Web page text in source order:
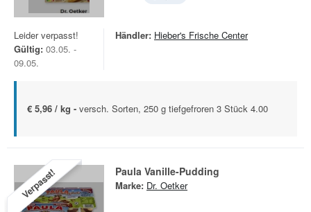
Leider verpasst!
Gültig: 03.05. -
09.05.
Händler: Hieber's Frische Center
€ 5,96 / kg - versch. Sorten, 250 g tiefgefroren 3 Stück 4.00
Verpasst! Paula Vanille-Pudding
Marke: Dr. Oetker